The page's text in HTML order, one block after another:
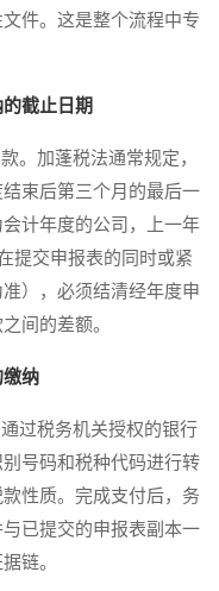
件。这是整个流程中专
截止日期
加蓬税法通常规定，
束后第三个月的最后一
计年度的公司，上一年
提交申报表的同时或紧
），必须结清经年度申
间的差额。
纳
过税务机关授权的银行
号码和税种代码进行转
性质。完成支付后，务
已提交的申报表副本一
链。